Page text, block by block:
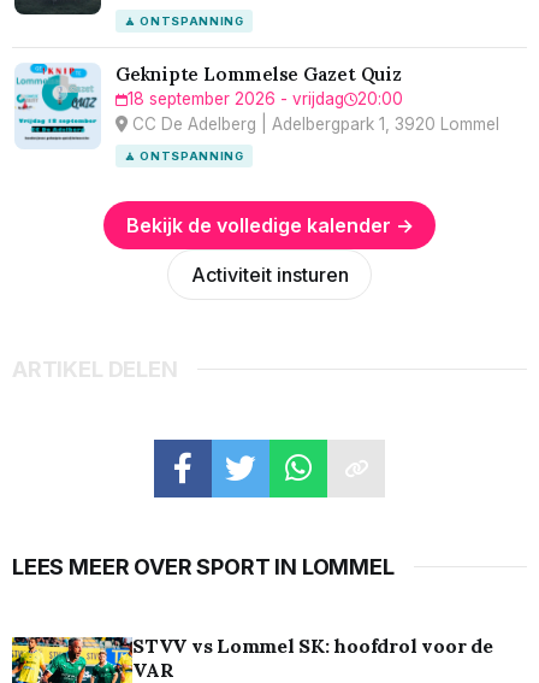
🧘 ONTSPANNING
Geknipte Lommelse Gazet Quiz
18 september 2026 - vrijdag
20:00
CC De Adelberg | Adelbergpark 1, 3920 Lommel
🧘 ONTSPANNING
Bekijk de volledige kalender →
Activiteit insturen
ARTIKEL DELEN
LEES MEER OVER SPORT IN LOMMEL
STVV vs Lommel SK: hoofdrol voor de
VAR